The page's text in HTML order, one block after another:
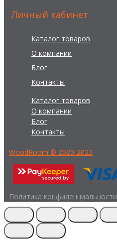
Личный кабинет
Каталог товаров
О компании
Блог
Контакты
Каталог товаров
О компании
Блог
Контакты
WoodRoom © 2020-2023
Политика конфиденциальности